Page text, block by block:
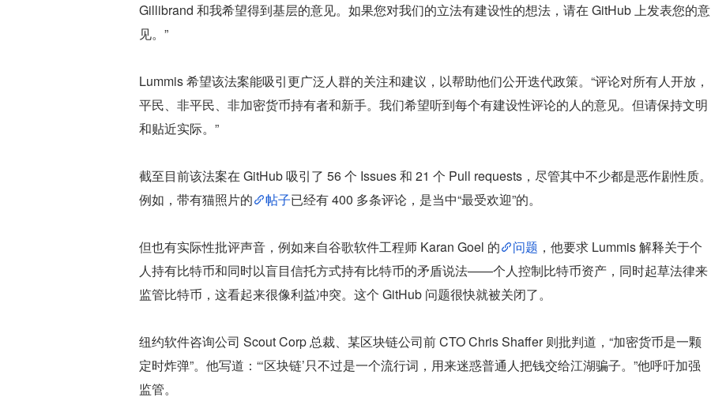
Gillibrand 和我希望得到基层的意见。如果您对我们的立法有建设性的想法，请在 GitHub 上发表您的意
见。”
Lummis 希望该法案能吸引更广泛人群的关注和建议，以帮助他们公开迭代政策。“评论对所有人开放，
平民、非平民、非加密货币持有者和新手。我们希望听到每个有建设性评论的人的意见。但请保持文明
和贴近实际。”
截至目前该法案在 GitHub 吸引了 56 个 Issues 和 21 个 Pull requests，尽管其中不少都是恶作剧性质。
例如，带有猫照片的
帖子已经有 400 多条评论，是当中“最受欢迎”的。
但也有实际性批评声音，例如来自谷歌软件工程师 Karan Goel 的 问题 ，他要求 Lummis 解释关于个
人持有比特币和同时以盲目信托方式持有比特币的矛盾说法——个人控制比特币资产，同时起草法律来
监管比特币，这看起来很像利益冲突。这个 GitHub 问题很快就被关闭了。
纽约软件咨询公司 Scout Corp 总裁、某区块链公司前 CTO Chris Shaffer 则批判道，“加密货币是一颗
定时炸弹”。他写道：“‘区块链’只不过是一个流行词，用来迷惑普通人把钱交给江湖骗子。”他呼吁加强
监管。